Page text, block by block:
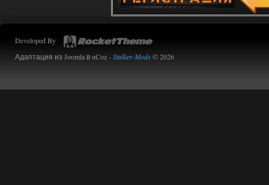
Developed By
Адаптация из Joomla в uCoz -Stalker-Mods© 2026